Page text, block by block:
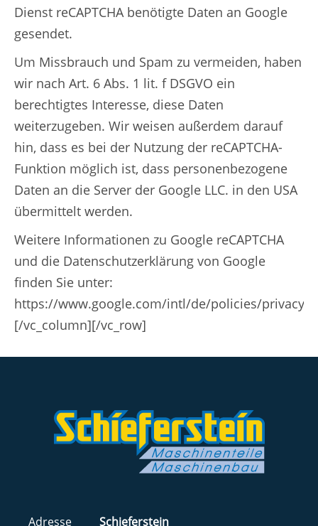
Dienst reCAPTCHA benötigte Daten an Google
gesendet.
Um Missbrauch und Spam zu vermeiden, haben
wir nach Art. 6 Abs. 1 lit. f DSGVO ein
berechtigtes Interesse, diese Daten
weiterzugeben. Wir weisen außerdem darauf
hin, dass es bei der Nutzung der reCAPTCHA-
Funktion möglich ist, dass personenbezogene
Daten an die Server der Google LLC. in den USA
übermittelt werden.
Weitere Informationen zu Google reCAPTCHA
und die Datenschutzerklärung von Google
finden Sie unter:
https://www.google.com/intl/de/policies/privacy/
[/vc_column][/vc_row]
Adresse Schieferstein